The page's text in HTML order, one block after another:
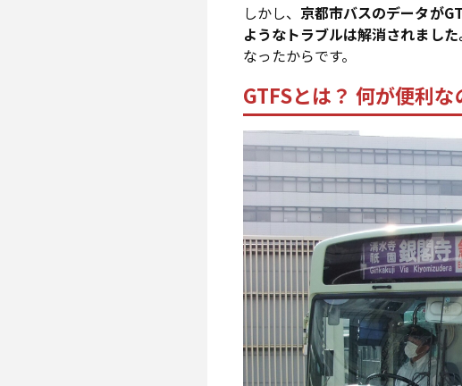
しかし、 京都市バスのデータが
ようなトラブルは解消されました
なったからです。
GTFSとは？ 何が便利な